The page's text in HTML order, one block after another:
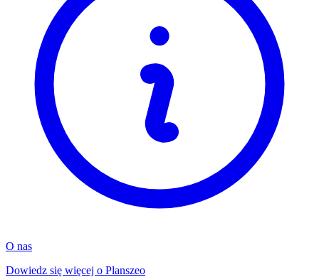
O nas
Dowiedz się więcej o Planszeo